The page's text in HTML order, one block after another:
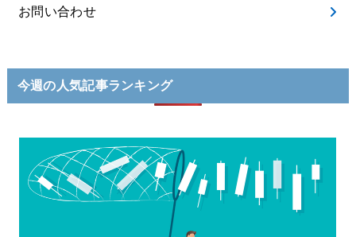
お問い合わせ
今週の人気記事ランキング